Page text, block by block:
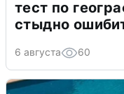
тест по
стыдно
6 августа 60